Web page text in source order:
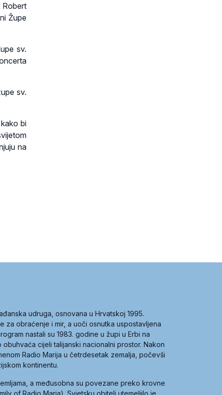
Robert
Župe
sv.
sv.
bi
na
udruga, osnovana u Hrvatskoj 1995.
za obraćenje i mir, a uoči osnutka uspostavljena
nastali su 1983. godine u župi u Erbi na
cijeli talijanski nacionalni prostor. Nakon
Radio Marija u četrdesetak zemalja, počevši
kontinentu.
a međusobna su povezane preko krovne